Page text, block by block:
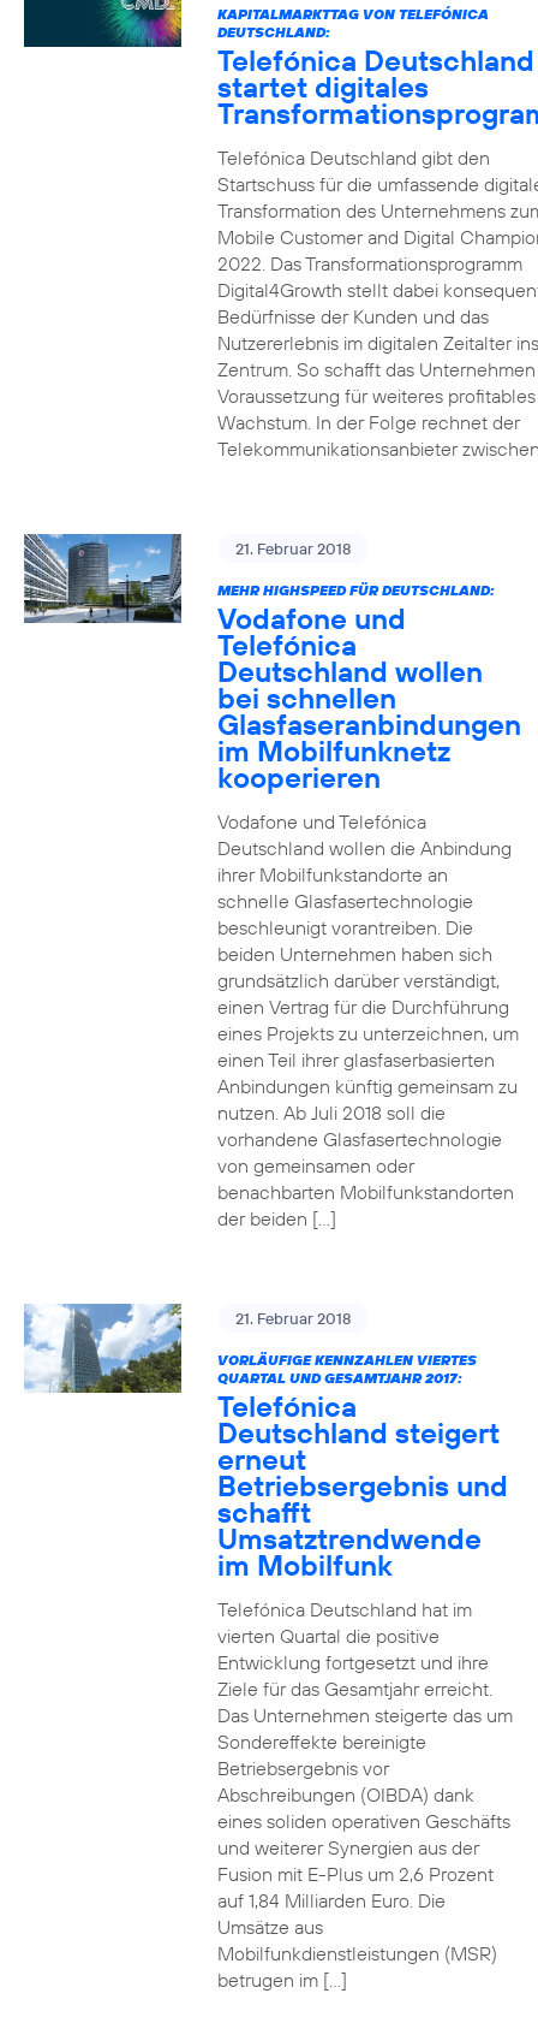
KAPITALMARKTTAG VON TELEFÓNICA
DEUTSCHLAND:
Telefónica Deutschland
startet digitales
Telefónica Deutschland gibt den
Startschuss für die umfassende
Transformation des Unternehmens
Mobile Customer and Digital
2022. Das Transformationsprogramm
Digital4Growth stellt dabei
Bedürfnisse der Kunden und das
Nutzererlebnis im digitalen Zeitalter ins
Zentrum. So schafft das
Voraussetzung für weiteres profitables
Wachstum. In der Folge rechnet der
Telekommunikationsanbieter
21. Februar 2018
MEHR HIGHSPEED FÜR DEUTSCHLAND:
Vodafone und
Telefónica
Deutschland wollen
bei schnellen
Glasfaseranbindungen
im Mobilfunknetz
kooperieren
Vodafone und Telefónica
Deutschland wollen die Anbindung
ihrer Mobilfunkstandorte an
schnelle Glasfasertechnologie
beschleunigt vorantreiben. Die
beiden Unternehmen haben sich
grundsätzlich darüber verständigt,
einen Vertrag für die Durchführung
eines Projekts zu unterzeichnen, um
einen Teil ihrer glasfaserbasierten
Anbindungen künftig gemeinsam zu
nutzen. Ab Juli 2018 soll die
vorhandene Glasfasertechnologie
von gemeinsamen oder
benachbarten Mobilfunkstandorten
der beiden […]
21. Februar 2018
VORLÄUFIGE KENNZAHLEN VIERTES
QUARTAL UND GESAMTJAHR 2017:
Telefónica
Deutschland steigert
erneut
Betriebsergebnis und
schafft
Umsatztrendwende
im Mobilfunk
Telefónica Deutschland hat im
vierten Quartal die positive
Entwicklung fortgesetzt und ihre
Ziele für das Gesamtjahr erreicht.
Das Unternehmen steigerte das um
Sondereffekte bereinigte
Betriebsergebnis vor
Abschreibungen (OIBDA) dank
eines soliden operativen Geschäfts
und weiterer Synergien aus der
Fusion mit E-Plus um 2,6 Prozent
auf 1,84 Milliarden Euro. Die
Umsätze aus
Mobilfunkdienstleistungen (MSR)
betrugen im […]